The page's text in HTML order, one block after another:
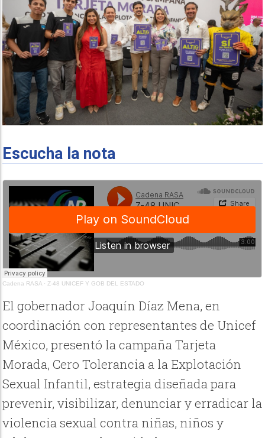
Escucha la nota
Cadena RASA · Z-48 UNICEF Y GOB DEL ESTADO
El gobernador Joaquín Díaz Mena, en
coordinación con representantes de Unicef
México, presentó la campaña Tarjeta
Morada, Cero Tolerancia a la Explotación
Sexual Infantil, estrategia diseñada para
prevenir, visibilizar, denunciar y erradicar la
violencia sexual contra niñas, niños y